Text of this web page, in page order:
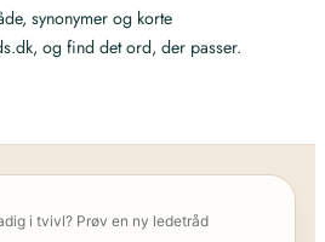
synonymer og korte
og find det ord, der passer.
i tvivl? Prøv en ny ledetråd